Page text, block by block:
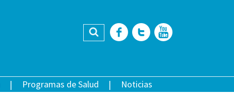
Buscar Facebook
Twitter
Programas de Salud Noticias